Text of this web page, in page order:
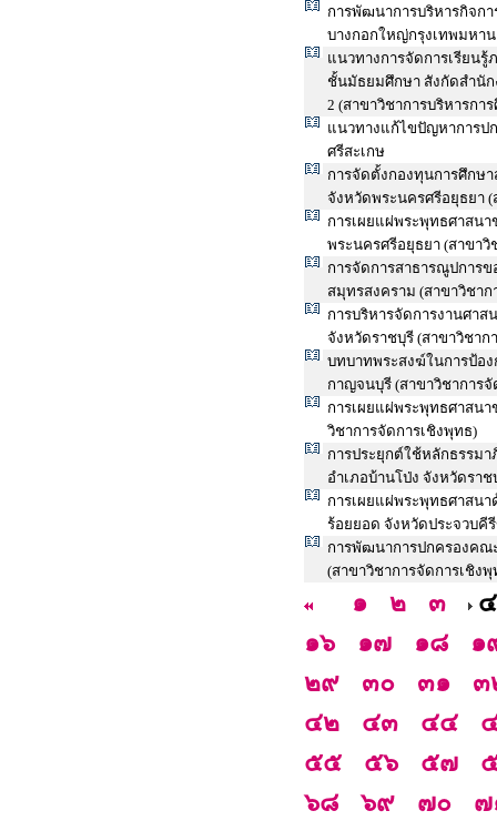
การพัฒนาการบริหารกิจก
บางกอกใหญ่กรุงเทพมหาน
แนวทางการจัดการเรียน
ชั้นมัธยมศึกษา สังกัดสำนั
2 (สาขาวิชาการบริหารกา
แนวทางแก้ไขปัญหาการป
ศรีสะเกษ
การจัดตั้งกองทุนการศึกษา
จังหวัดพระนครศรีอยุธยา
การเผยแผ่พระพุทธศาสน
พระนครศรีอยุธยา (สาขาวิ
การจัดการสาธารณูปการ
สมุทรสงคราม (สาขาวิชาก
การบริหารจัดการงานศา
จังหวัดราชบุรี (สาขาวิชาก
บทบาทพระสงฆ์ในการป้อ
กาญจนบุรี (สาขาวิชาการจั
การเผยแผ่พระพุทธศาสน
วิชาการจัดการเชิงพุทธ)
การประยุกต์ใช้หลักธรรม
อำเภอบ้านโป่ง จังหวัดรา
การเผยแผ่พระพุทธศาสนา
ร้อยยอด จังหวัดประจวบคี
การพัฒนาการปกครองคณ
(สาขาวิชาการจัดการเชิงพุ
๑ ๒ ๓
๔
๑๖
๑๗ ๑๘
๑
๒๙
๓๐ ๓๑
๓
๔๒
๔๓ ๔๔
๕๕
๕๖ ๕๗
๖๘
๖๙ ๗๐
๗